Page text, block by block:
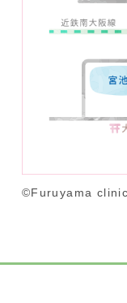
©️Furuyama clinic